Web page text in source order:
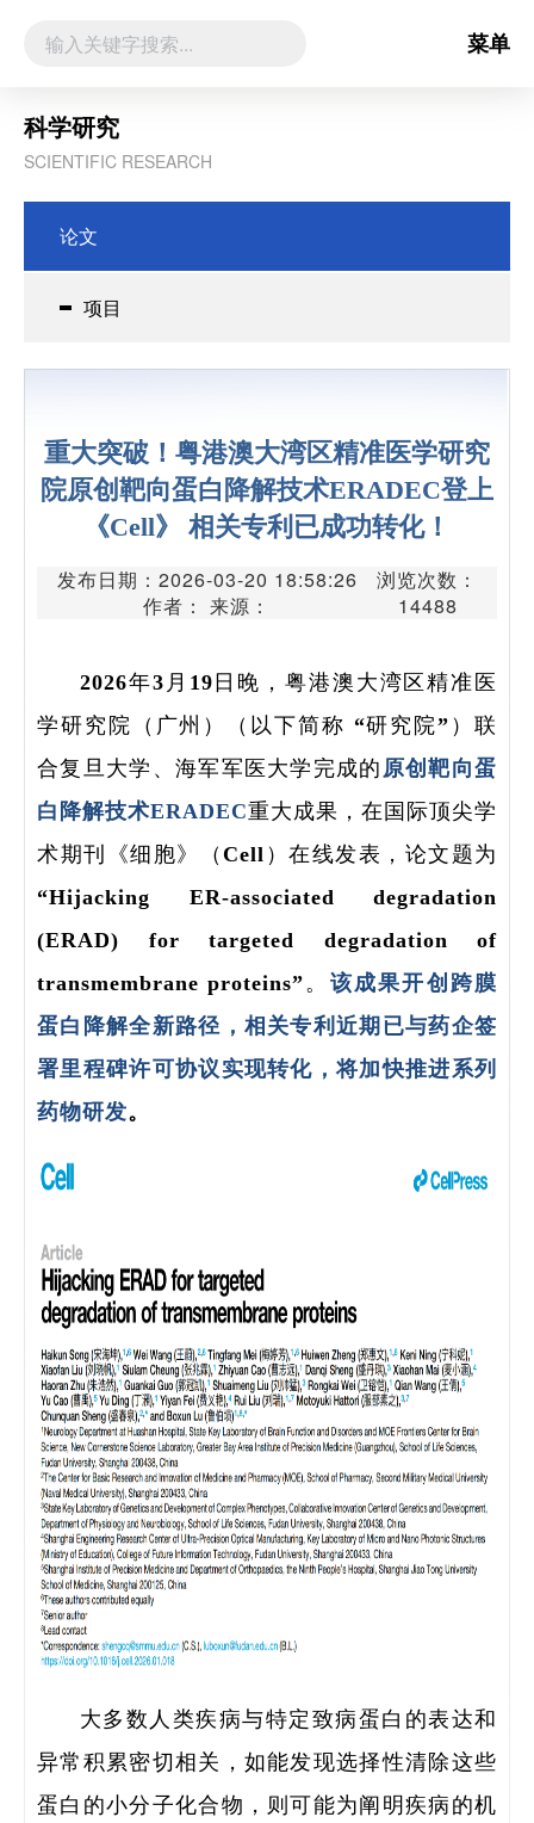
菜单
科学研究
SCIENTIFIC RESEARCH
论文
项目
重大突破！粤港澳大湾区精准医学研究
院原创靶向蛋白降解技术ERADEC登上
《Cell》 相关专利已成功转化！
发布日期：2026-03-20 18:58:26
作者： 来源：
浏览次数：
14488
2026年3月19日晚，粤港澳大湾区精准医
学研究院（广州）（以下简称 “研究院”）联
合复旦大学、海军军医大学完成的 原创靶向蛋
白降解技术ERADEC重大成果，在国际顶尖学
术期刊《细胞》（Cell）在线发表，论文题为
“Hijacking ER-associated degradation
(ERAD) for targeted degradation of
transmembrane proteins”。 该成果开创跨膜
蛋白降解全新路径，相关专利近期已与药企签
署里程碑许可协议实现转化，将加快推进系列
药物研发。
大多数人类疾病与特定致病蛋白的表达和
异常积累密切相关，如能发现选择性清除这些
蛋白的小分子化合物，则可能为阐明疾病的机